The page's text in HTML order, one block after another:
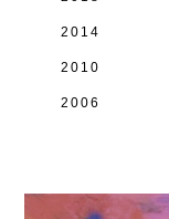
2014
2010
2006